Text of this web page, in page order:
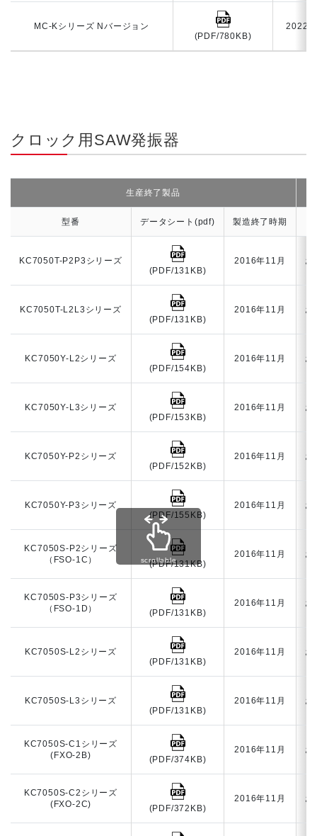
MC-Kシリーズ Nバージョン
(PDF/780KB)
2022
クロック用SAW発振器
生産終了製品
型番 データシート(pdf) 製造終了時期
KC7050T-P2P3シリーズ
(PDF/131KB)
2016年11月 お
KC7050T-L2L3シリーズ
(PDF/131KB)
2016年11月 お
KC7050Y-L2シリーズ
(PDF/154KB)
2016年11月 お
KC7050Y-L3シリーズ
(PDF/153KB)
2016年11月 お
KC7050Y-P2シリーズ
(PDF/152KB)
2016年11月 お
KC7050Y-P3シリーズ
(PDF/155KB)
2016年11月 お
KC7050S-P2シリーズ
（FSO-1C）
(PDF/131KB)
2016年11月 お
KC7050S-P3シリーズ
（FSO-1D）
(PDF/131KB)
2016年11月 お
KC7050S-L2シリーズ
(PDF/131KB)
2016年11月 お
KC7050S-L3シリーズ
(PDF/131KB)
2016年11月 お
KC7050S-C1シリーズ
(FXO-2B)
(PDF/374KB)
2016年11月 お
KC7050S-C2シリーズ
(FXO-2C)
(PDF/372KB)
2016年11月 お
scrollable